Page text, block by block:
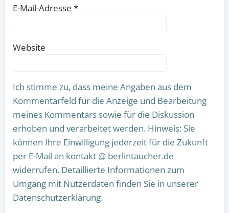
E-Mail-Adresse *
Website
Ich stimme zu, dass meine Angaben aus dem
Kommentarfeld für die Anzeige und Bearbeitung
meines Kommentars sowie für die Diskussion
erhoben und verarbeitet werden. Hinweis: Sie
können Ihre Einwilligung jederzeit für die Zukunft
per E-Mail an kontakt @ berlintaucher.de
widerrufen. Detaillierte Informationen zum
Umgang mit Nutzerdaten finden Sie in unserer
Datenschutzerklärung.